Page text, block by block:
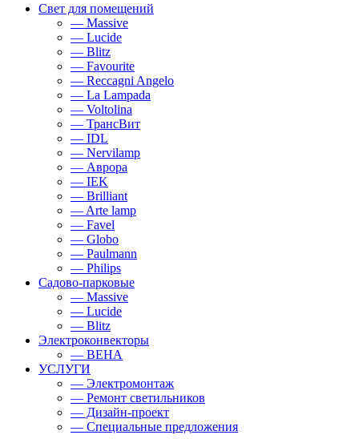
Свет для помещений
— Massive
— Lucide
— Blitz
— Favourite
— Reccagni Angelo
— La Lampada
— Voltolina
— ТрансВит
— IDL
— Nervilamp
— Аврора
— IEK
— Brilliant
— Arte lamp
— Favel
— Globo
— Paulmann
— Philips
Садово-парковые
— Massive
— Lucide
— Blitz
Электроконвекторы
— BEHA
УСЛУГИ
— Электромонтаж
— Ремонт светильников
— Дизайн-проект
— Специальные предложения